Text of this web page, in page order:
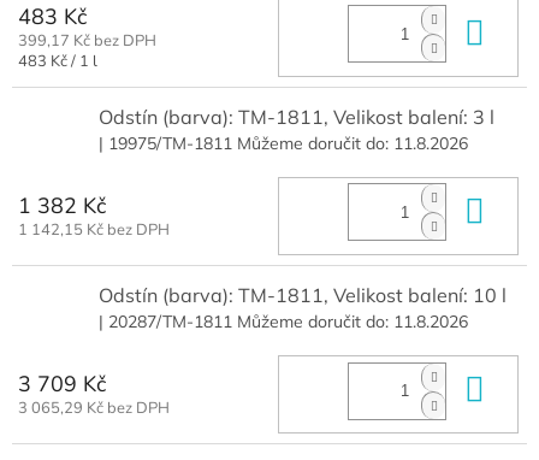
483 Kč
399,17 Kč bez DPH
Měrná
483 Kč / 1 l
Odstín (barva): TM-1811, Velikost balení: 3 l
| 19975/TM-1811 Můžeme doručit do: 11.8.2026
1 382 Kč
1 142,15 Kč bez DPH
Odstín (barva): TM-1811, Velikost balení: 10 l
| 20287/TM-1811 Můžeme doručit do: 11.8.2026
3 709 Kč
3 065,29 Kč bez DPH